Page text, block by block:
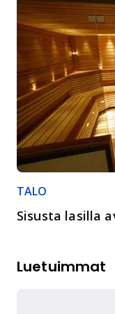
TALO
Sisusta lasilla
Luetuimmat